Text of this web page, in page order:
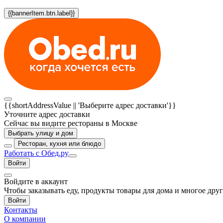
{{bannerItem.btn.label}}
{{shortAddressValue || 'Выберите адрес доставки'}}
Уточните адрес доставки
Сейчас вы видите рестораны в Москве
Выбрать улицу и дом
Ресторан, кухня или блюдо
Работать с Обед.ру
Войти
Войдите в аккаунт
Чтобы заказывать еду, продукты товары для дома и многое
Войти
Контакты
О компании